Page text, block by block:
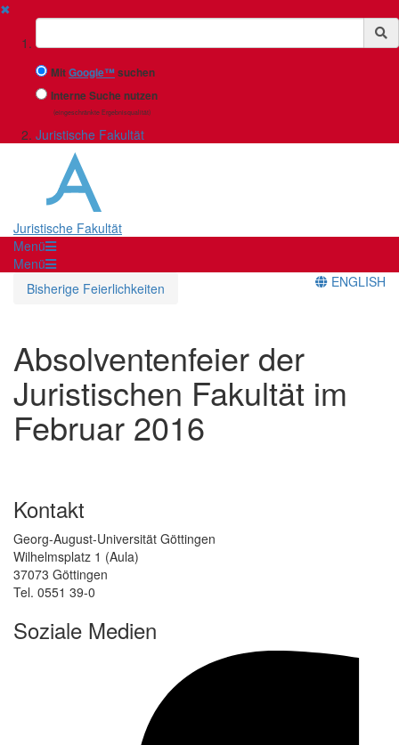
✖
Suchbegriff
MitGoogle™suchen
Interne Suche nutzen
(eingeschränkte Ergebnisqualität)
Juristische Fakultät
Juristische Fakultät
Menü
Menü
Bisherige Feierlichkeiten
ENGLISH
Absolventenfeier der
Juristischen Fakultät im
Februar 2016
Kontakt
Georg-August-Universität Göttingen
Wilhelmsplatz 1 (Aula)
37073 Göttingen
Tel. 0551 39-0
Soziale Medien